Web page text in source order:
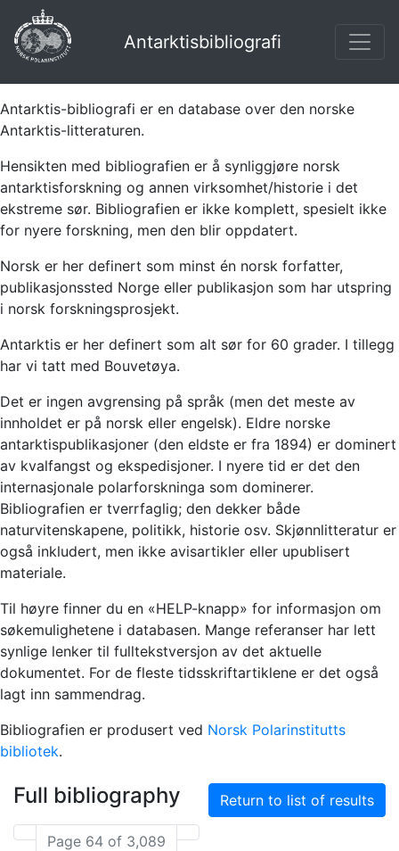
Antarktisbibliografi
Antarktis-bibliografi er en database over den norske
Antarktis-litteraturen.
Hensikten med bibliografien er å synliggjøre norsk
antarktisforskning og annen virksomhet/historie i det
ekstreme sør. Bibliografien er ikke komplett, spesielt ikke
for nyere forskning, men den blir oppdatert.
Norsk er her definert som minst én norsk forfatter,
publikasjonssted Norge eller publikasjon som har utspring
i norsk forskningsprosjekt.
Antarktis er her definert som alt sør for 60 grader. I tillegg
har vi tatt med Bouvetøya.
Det er ingen avgrensing på språk (men det meste av
innholdet er på norsk eller engelsk). Eldre norske
antarktispublikasjoner (den eldste er fra 1894) er dominert
av kvalfangst og ekspedisjoner. I nyere tid er det den
internasjonale polarforskninga som dominerer.
Bibliografien er tverrfaglig; den dekker både
naturvitenskapene, politikk, historie osv. Skjønnlitteratur er
også inkludert, men ikke avisartikler eller upublisert
materiale.
Til høyre finner du en «HELP-knapp» for informasjon om
søkemulighetene i databasen. Mange referanser har lett
synlige lenker til fulltekstversjon av det aktuelle
dokumentet. For de fleste tidsskriftartiklene er det også
lagt inn sammendrag.
Bibliografien er produsert ved Norsk Polarinstitutts
bibliotek.
Full bibliography Return to list of results
Page 64 of 3,089